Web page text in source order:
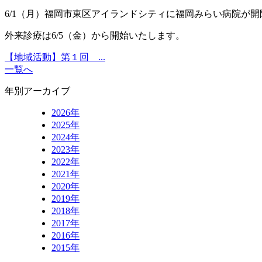
6/1（月）福岡市東区アイランドシティに福岡みらい病院が開
外来診療は6/5（金）から開始いたします。
【地域活動】第１回 ...
一覧へ
年別アーカイブ
2026年
2025年
2024年
2023年
2022年
2021年
2020年
2019年
2018年
2017年
2016年
2015年